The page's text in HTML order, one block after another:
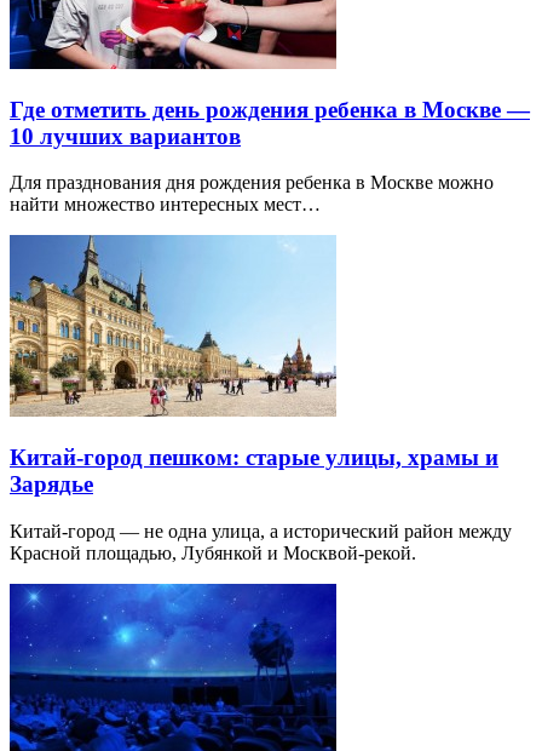
Где отметить день рождения ребенка в Москве —
10 лучших вариантов
Для празднования дня рождения ребенка в Москве можно
найти множество интересных мест…
Китай-город пешком: старые улицы, храмы и
Зарядье
Китай-город — не одна улица, а исторический район между
Красной площадью, Лубянкой и Москвой-рекой.